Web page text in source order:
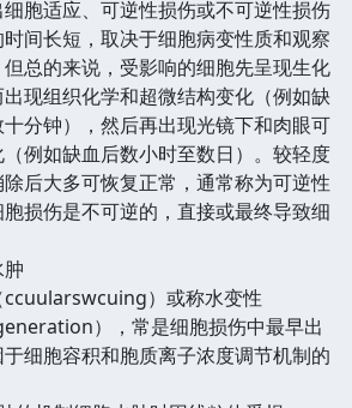
胞适应、可逆性损伤或不可逆性损伤
间长短，取决于细胞病变性质和观察
总的来说，受影响的细胞先呈现生化
现组织化学和超微结构变化（例如缺
分钟），然后再出现光镜下和肉眼可
例如缺血后数小时至数日）。较轻度
后大多可恢复正常，通常称为可逆性
损伤是不可逆的，直接或最终导致细
）或称水变性
），常是细胞损伤中最早出
细胞容积和胞质离子浓度调节机制的